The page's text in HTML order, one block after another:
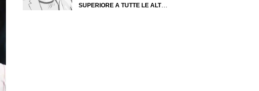
SUPERIORE A TUTTE LE ALTRE